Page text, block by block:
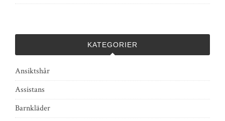
KATEGORIER
Ansiktshår
Assistans
Barnkläder